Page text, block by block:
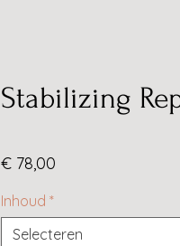
Stabilizing
€ 78,00
Inhoud *
Selecteren